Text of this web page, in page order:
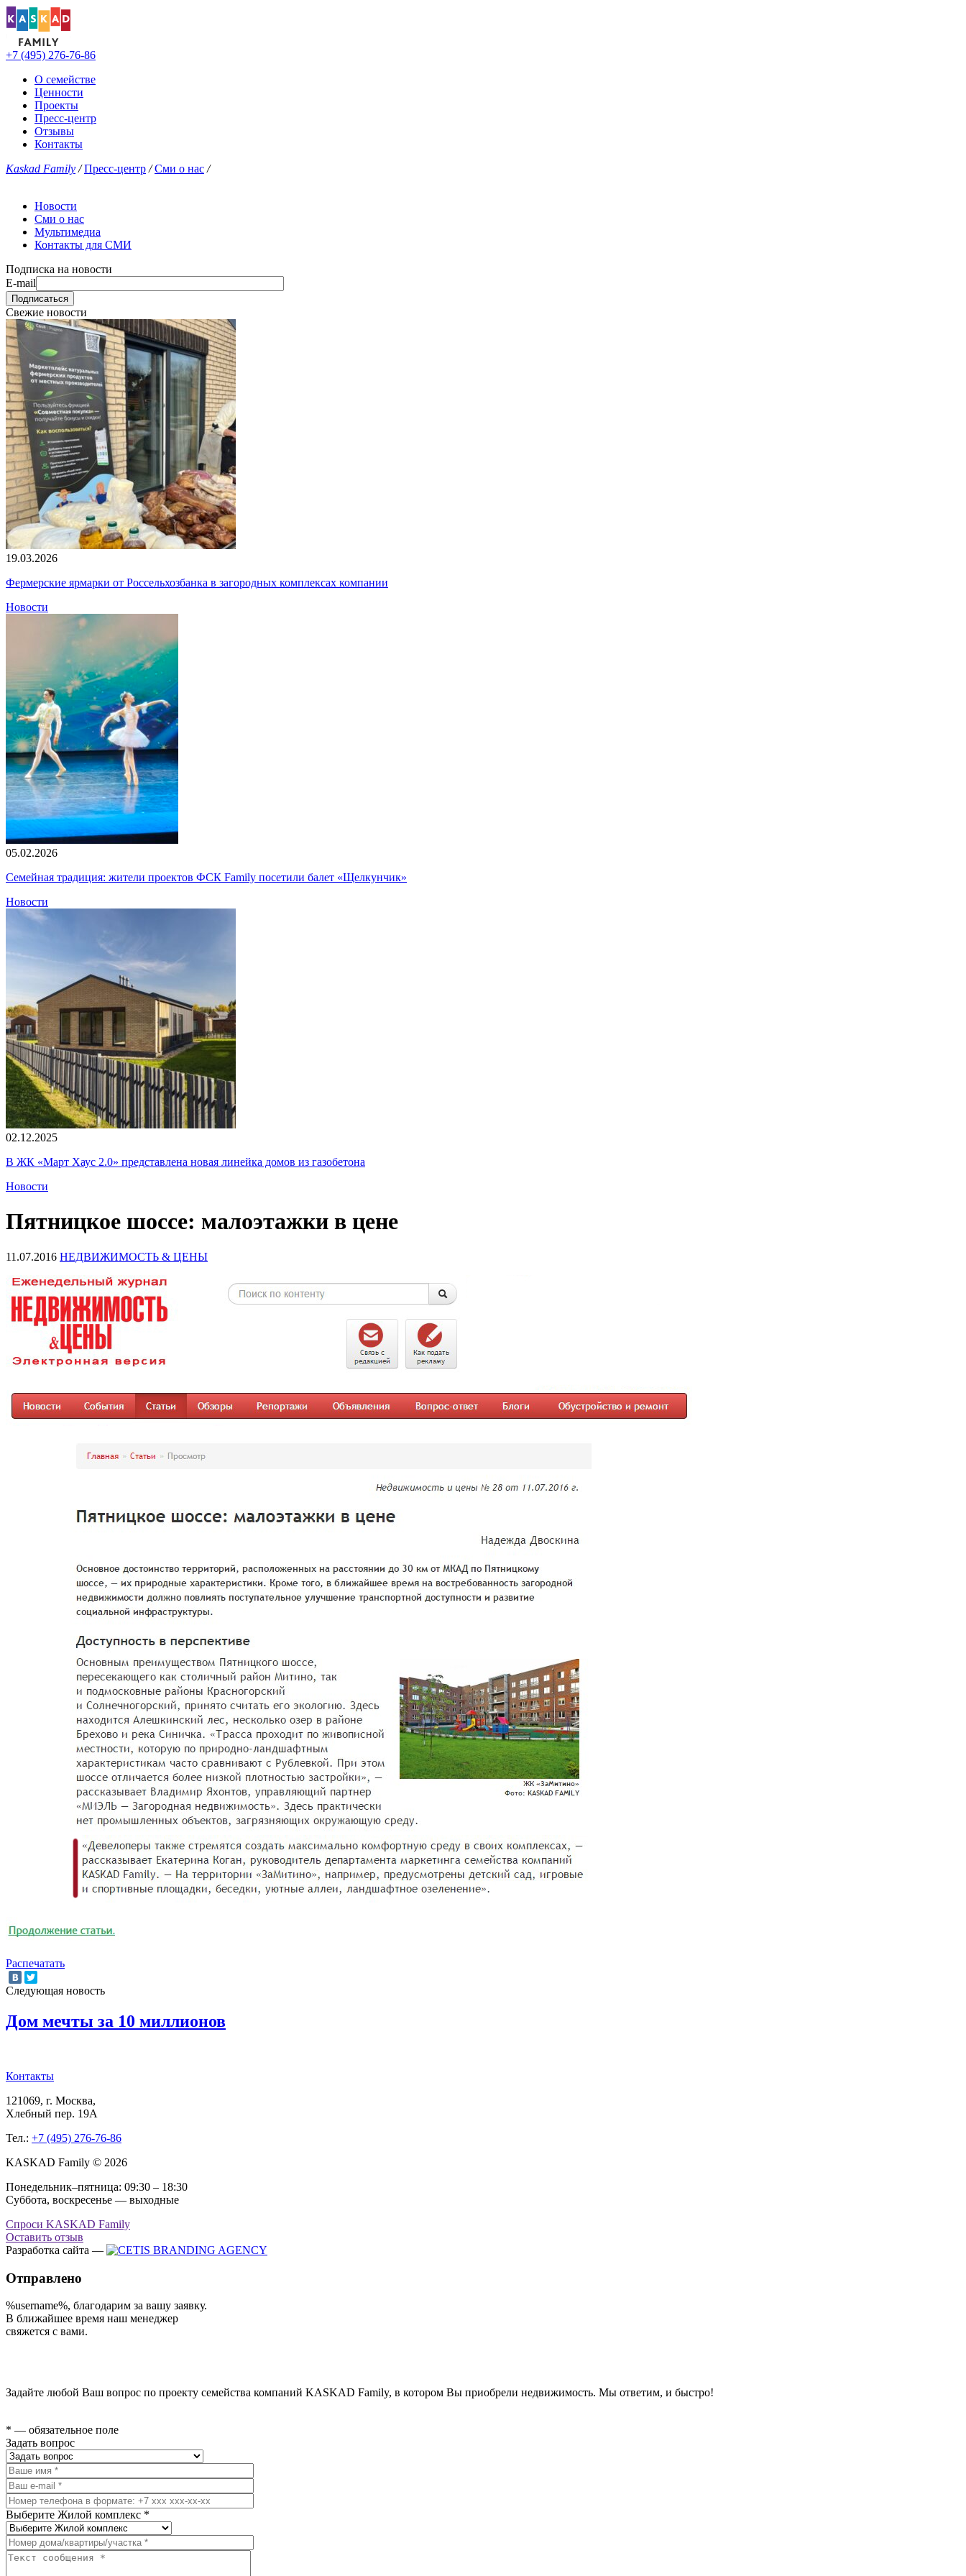
+7 (495) 276-76-86
О семействе
Ценности
Проекты
Пресс-центр
Отзывы
Контакты
Kaskad Family / Пресс-центр / Сми о нас /
Новости
Сми о нас
Мультимедиа
Контакты для СМИ
Подписка на новости
E-mail
Свежие новости
19.03.2026
Фермерские ярмарки от Россельхозбанка в загородных комплексах компании
Новости
05.02.2026
Семейная традиция: жители проектов ФСК Family посетили балет «Щелкунчик»
Новости
02.12.2025
В ЖК «Март Хаус 2.0» представлена новая линейка домов из газобетона
Новости
Пятницкое шоссе: малоэтажки в цене
11.07.2016 НЕДВИЖИМОСТЬ & ЦЕНЫ
Распечатать
Следующая новость
Дом мечты за 10 миллионов
Контакты
121069, г. Москва,
Хлебный пер. 19А
Тел.: +7 (495) 276-76-86
KASKAD Family © 2026
Понедельник–пятница: 09:30 – 18:30
Суббота, воскресенье — выходные
Спроси KASKAD Family
Оставить отзыв
Разработка сайта —
Отправлено
%username%, благодарим за вашу заявку.
В ближайшее время наш менеджер
свяжется с вами.
Задайте любой Ваш вопрос по проекту семейства компаний KASKAD Family, в котором Вы приобрели недвижимость. Мы ответим, и быстро!
* — обязательное поле
Задать вопрос
Выберите Жилой комплекс *